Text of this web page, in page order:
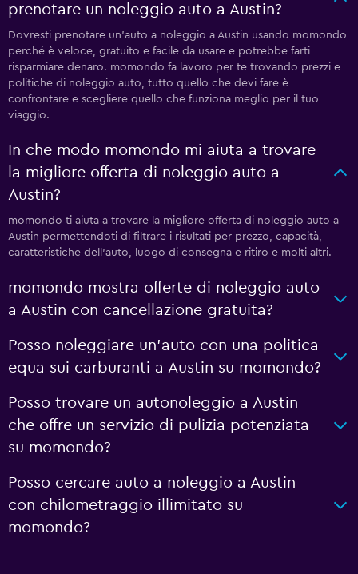
prenotare un noleggio auto a Austin?
Dovresti prenotare un'auto a noleggio a Austin usando momondo
perché è veloce, gratuito e facile da usare e potrebbe farti
risparmiare denaro. momondo fa lavoro per te trovando prezzi e
politiche di noleggio auto, tutto quello che devi fare è
confrontare e scegliere quello che funziona meglio per il tuo
viaggio.
In che modo momondo mi aiuta a trovare
la migliore offerta di noleggio auto a
Austin?
momondo ti aiuta a trovare la migliore offerta di noleggio auto a
Austin permettendoti di filtrare i risultati per prezzo, capacità,
caratteristiche dell'auto, luogo di consegna e ritiro e molti altri.
momondo mostra offerte di noleggio auto
a Austin con cancellazione gratuita?
Posso noleggiare un'auto con una politica
equa sui carburanti a Austin su momondo?
Posso trovare un autonoleggio a Austin
che offre un servizio di pulizia potenziata
su momondo?
Posso cercare auto a noleggio a Austin
con chilometraggio illimitato su
momondo?